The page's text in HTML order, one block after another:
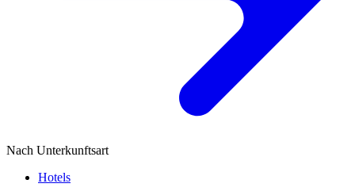
Nach Unterkunftsart
Hotels